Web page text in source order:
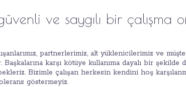
ve saygılı bir çalışma
partnerlerimiz, alt yüklenicilerimiz ve
Başkalarına karşı kötüye kullanıma dayalı bir
Bizimle çalışan herkesin kendini hoş
göstermeyiz.